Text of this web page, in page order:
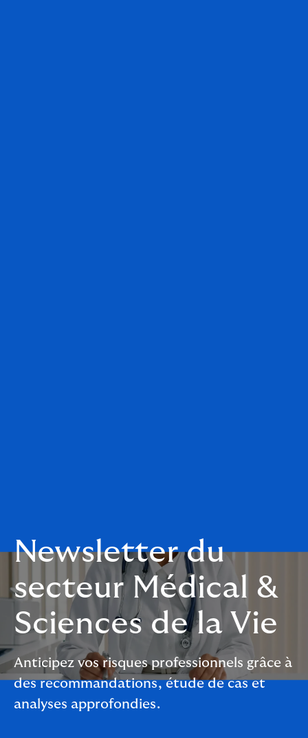
Newsletter du
secteur Médical &
Sciences de la Vie
Anticipez vos risques professionnels grâce à
des recommandations, étude de cas et
analyses approfondies.